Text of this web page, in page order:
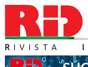
R IVISTA